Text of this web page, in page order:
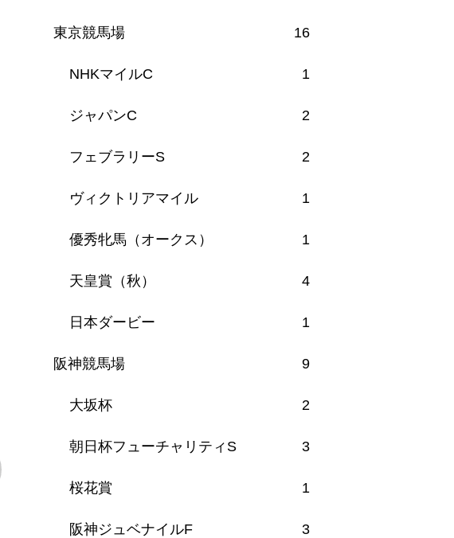
東京競馬場 16
NHKマイルC 1
ジャパンC 2
フェブラリーS 2
ヴィクトリアマイル 1
優秀牝馬（オークス） 1
天皇賞（秋） 4
日本ダービー 1
阪神競馬場 9
大坂杯 2
朝日杯フューチャリティS 3
桜花賞 1
阪神ジュベナイルF 3